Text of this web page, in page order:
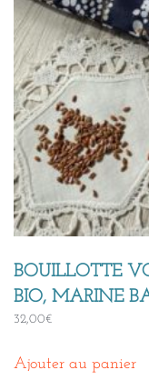
BOUILLOTTE
BIO, MARINE
32,00€
Ajouter au panier